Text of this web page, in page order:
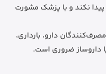
نکند و با پزشک مشورت
دارو، بارداری،
داروساز ضروری است.